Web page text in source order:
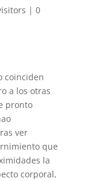
| 0
coinciden
a los otras
pronto
ver
que
la
corporal,